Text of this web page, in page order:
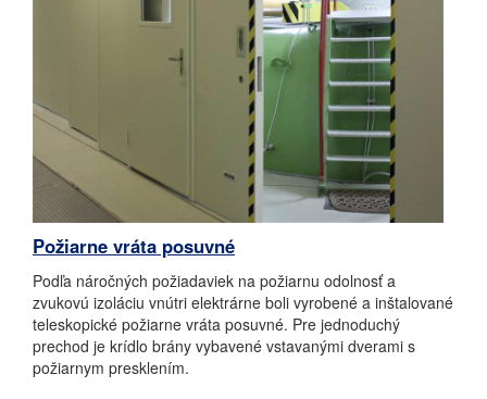
Požiarne vráta posuvné
Podľa náročných požiadaviek na požiarnu odolnosť a
zvukovú izoláciu vnútri elektrárne boli vyrobené a inštalované
teleskopické požiarne vráta posuvné. Pre jednoduchý
prechod je krídlo brány vybavené vstavanými dverami s
požiarnym presklením.